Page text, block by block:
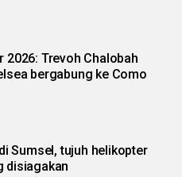
2026: Trevoh Chalobah
bergabung ke Como
Sumsel, tujuh helikopter
disiagakan